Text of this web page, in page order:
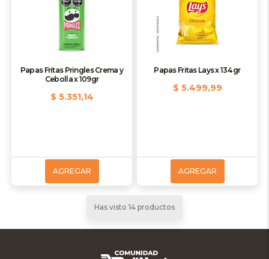
Papas Fritas Pringles Crema y
Cebolla x 109gr
$ 5.351,14
AGREGAR
Papas Fritas Lays x 134 gr
$ 5.499,99
AGREGAR
Has visto 14 productos